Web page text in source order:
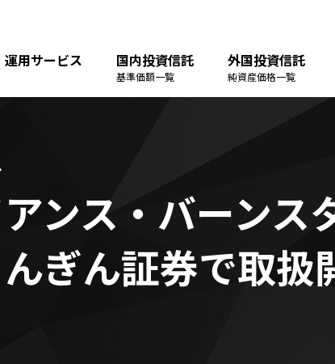
運用サービス 国内投資信託
基準価額一覧
外国投資信託
純資産価格一覧
アンス・バーン
ぎん証券で取扱